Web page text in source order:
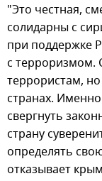
"Это честная,
солидарны с
при поддержке
с терроризмом.
террористам,
странах.
свергнуть
страну
определять
отказывает